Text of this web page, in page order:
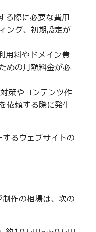
る際に必要な費用
ング、初期設定が
用料やドメイン費
めの月額料金が必
策やコンテンツ作
依頼する際に発生
するウェブサイトの
作の相場は、次の